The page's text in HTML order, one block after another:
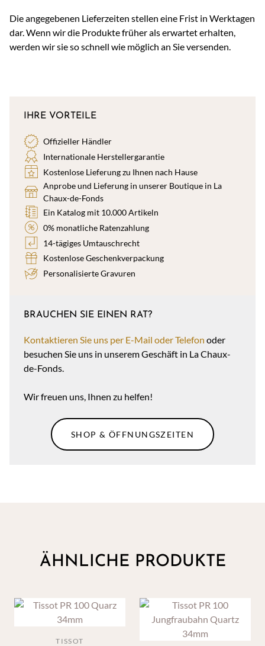
Die angegebenen Lieferzeiten stellen eine Frist in Werktagen
dar. Wenn wir die Produkte früher als erwartet erhalten,
werden wir sie so schnell wie möglich an Sie versenden.
IHRE VORTEILE
Offizieller Händler
Internationale Herstellergarantie
Kostenlose Lieferung zu Ihnen nach Hause
Anprobe und Lieferung in unserer Boutique in La
Chaux-de-Fonds
Ein Katalog mit 10.000 Artikeln
0% monatliche Ratenzahlung
14-tägiges Umtauschrecht
Kostenlose Geschenkverpackung
Personalisierte Gravuren
BRAUCHEN SIE EINEN RAT?
Kontaktieren Sie uns per E-Mail oder Telefon oder
besuchen Sie uns in unserem Geschäft in La Chaux-
de-Fonds.
Wir freuen uns, Ihnen zu helfen!
SHOP & ÖFFNUNGSZEITEN
ÄHNLICHE PRODUKTE
TISSOT